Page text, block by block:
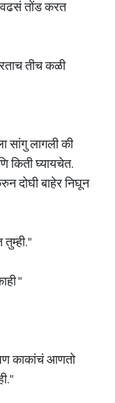
तोंड करत
तीच कळी
सांगु लागली की
किती घ्यायचेत.
दोघी बाहेर निघून
"
"
काकांचं आणतो
"